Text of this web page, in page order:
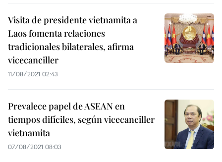
Visita de presidente vietnamita a
Laos fomenta relaciones
tradicionales bilaterales, afirma
vicecanciller
11/08/2021 02:43
Prevalece papel de ASEAN en
tiempos difíciles, según vicecanciller
vietnamita
07/08/2021 08:03